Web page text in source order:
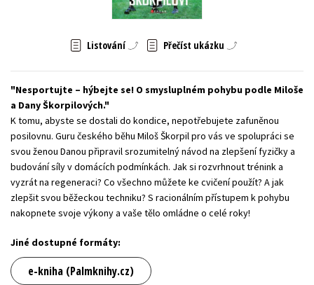
Zahraniční literatura
Všechny tituly
Listování Přečíst ukázku
Nesportujte – hýbejte se! O smysluplném pohybu podle Miloše
a Dany Škorpilových.
K tomu, abyste se dostali do kondice, nepotřebujete zafuněnou
posilovnu. Guru českého běhu Miloš Škorpil pro vás ve spolupráci se
svou ženou Danou připravil srozumitelný návod na zlepšení fyzičky a
budování síly v domácích podmínkách. Jak si rozvrhnout trénink a
vyzrát na regeneraci? Co všechno můžete ke cvičení použít? A jak
zlepšit svou běžeckou techniku? S racionálním přístupem k pohybu
nakopnete svoje výkony a vaše tělo omládne o celé roky!
Jiné dostupné formáty:
e-kniha (Palmknihy.cz)